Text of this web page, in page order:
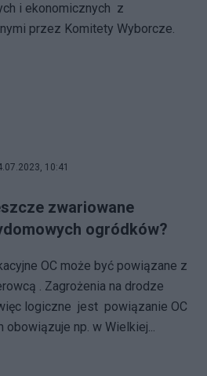
i ekonomicznych z
przez Komitety Wyborcze.
10:41
zwariowane
ogródków?
OC może być powiązane z
. Zagrożenia na drodze
logiczne jest powiązanie OC
np. w Wielkiej...